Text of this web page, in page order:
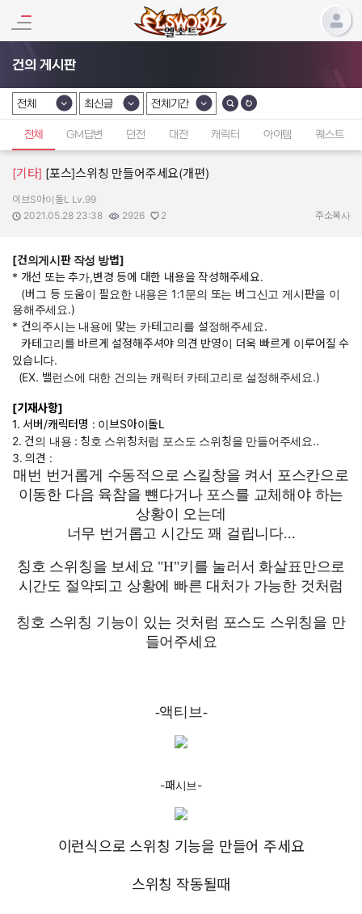
건의 게시판
카테고리 선택
전체
카테고리 선택
최신글
카테고리 선택
전체기간
전체 GM답변 던전 대전 캐릭터 아이템 퀘스트
[기타] [포스]스위칭 만들어주세요(개편)
작성자:
이브S아이돌L Lv.99
작성일:
2021.05.28 23:38
조회수:
2926
추천수:
2 주소복사
[건의게시판 작성 방법]
* 개선 또는 추가,변경 등에 대한 내용을 작성해주세요.
(버그 등 도움이 필요한 내용은 1:1문의 또는 버그신고 게시판을 이
용해주세요.)
* 건의주시는 내용에 맞는 카테고리를 설정해주세요.
카테고리를 바르게 설정해주셔야 의견 반영이 더욱 빠르게 이루어질 수
있습니다.
(EX. 밸런스에 대한 건의는 캐릭터 카테고리로 설정해주세요.)
[기재사항]
1. 서버/캐릭터명 : 이브S아이돌L
2. 건의 내용 : 칭호 스위칭처럼 포스도 스위칭을 만들어주세요..
3. 의견 :
매번 번거롭게 수동적으로 스킬창을 켜서 포스칸으로
이동한 다음 육참을 뺸다거나 포스를 교체해야 하는
상황이 오는데
너무 번거롭고 시간도 꽤 걸립니다...
칭호 스위칭을 보세요 "H"키를 눌러서 화살표만으로
시간도 절약되고 상황에 빠른 대처가 가능한 것처럼
칭호 스위칭 기능이 있는 것처럼 포스도 스위칭을 만
들어주세요
-액티브-
-패시브-
이런식으로 스위칭 기능을 만들어 주세요
스위칭 작동될때